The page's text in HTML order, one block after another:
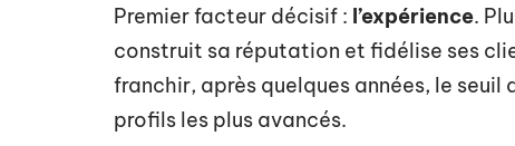
Premier facteur décisif : l’expérience.
construit sa réputation et fidélise ses
franchir, après quelques années, le
profils les plus avancés.